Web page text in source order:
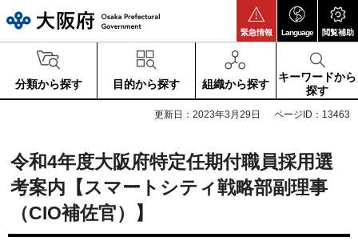
緊急情報 Language 閲覧補助
分類から探す 目的から探す 組織から探す
キーワードから
探す
更新日：2023年3月29日 ページID：13463
令和4年度大阪府特定任期付職員採用選
考案内【スマートシティ戦略部副理事
（CIO補佐官）】